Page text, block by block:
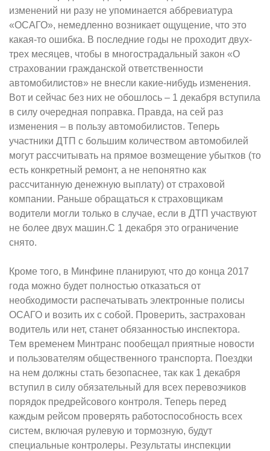
изменений ни разу не упоминается аббревиатура
«ОСАГО», немедленно возникает ощущение, что это
какая-то ошибка. В последние годы не проходит двух-
трех месяцев, чтобы в многострадальный закон «О
страховании гражданской ответственности
автомобилистов» не внесли какие-нибудь изменения.
Вот и сейчас без них не обошлось – 1 декабря вступила
в силу очередная поправка. Правда, на сей раз
изменения – в пользу автомобилистов. Теперь
участники ДТП с большим количеством автомобилей
могут рассчитывать на прямое возмещение убытков (то
есть конкретный ремонт, а не непонятно как
рассчитанную денежную выплату) от страховой
компании. Раньше обращаться к страховщикам
водители могли только в случае, если в ДТП участвуют
не более двух машин.С 1 декабря это ограничение
снято.
Кроме того, в Минфине планируют, что до конца 2017
года можно будет полностью отказаться от
необходимости распечатывать электронные полисы
ОСАГО и возить их с собой. Проверить, застрахован
водитель или нет, станет обязанностью инспектора.
Тем временем Минтранс пообещал приятные новости
и пользователям общественного транспорта. Поездки
на нем должны стать безопаснее, так как 1 декабря
вступил в силу обязательный для всех перевозчиков
порядок предрейсового контроля. Теперь перед
каждым рейсом проверять работоспособность всех
систем, включая рулевую и тормозную, будут
специальные контролеры. Результаты инспекции